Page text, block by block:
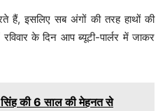
हैं, इसलिए सब अंगों की तरह हाथों की
के दिन आप ब्यूटी-पार्लर में जाकर
की 6 साल की मेहनत से